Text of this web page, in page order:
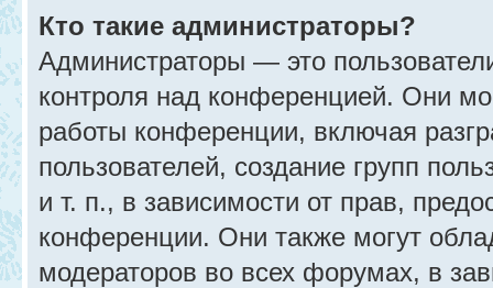
Кто такие администраторы?
Администраторы — это
контроля над конференцией. Они
работы конференции, включая
пользователей, создание групп
и т. п., в зависимости от прав,
конференции. Они также могут
модераторов во всех форумах, в